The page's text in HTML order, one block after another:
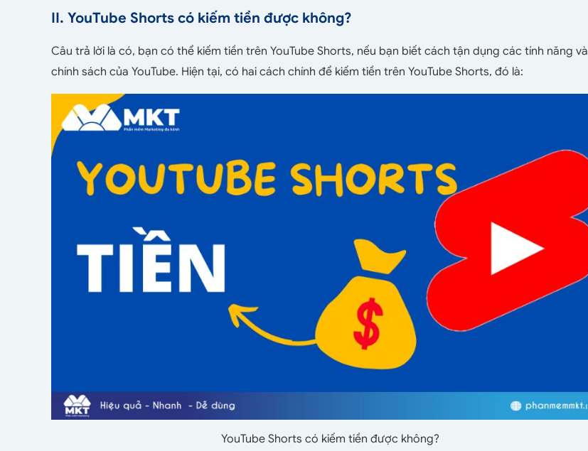
II. YouTube Shorts có kiếm tiền được không?
Câu trả lời là có, bạn có thể kiếm tiền trên YouTube Shorts, nếu bạn biết cách tận dụng các tính năng và
chính sách của YouTube. Hiện tại, có hai cách chính để kiếm tiền trên YouTube Shorts, đó là:
YouTube Shorts có kiếm tiền được không?